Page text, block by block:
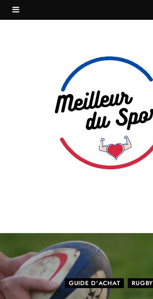
GUIDE D'ACHAT RUGBY